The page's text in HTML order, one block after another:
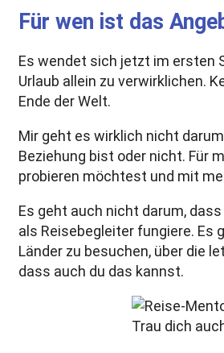
Für wen ist das
Es wendet sich jetzt im ersten
Urlaub allein zu verwirklichen.
Ende der Welt.
Mir geht es wirklich nicht
Beziehung bist oder nicht. Für
probieren möchtest und mit
Es geht auch nicht darum,
als Reisebegleiter fungiere. Es
Länder zu besuchen, über die
dass auch du das kannst.
Trau dich